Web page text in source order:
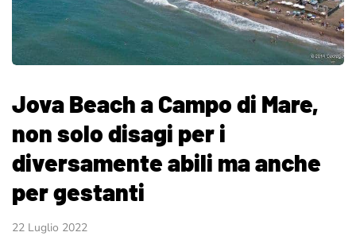
Jova Beach a Campo di Mare,
non solo disagi per i
diversamente abili ma anche
per gestanti
22 Luglio 2022